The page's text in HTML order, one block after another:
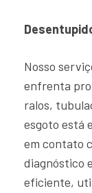
Nosso
enfrenta
ralos,
esgoto está
em contato
diagnóstico
eficiente,